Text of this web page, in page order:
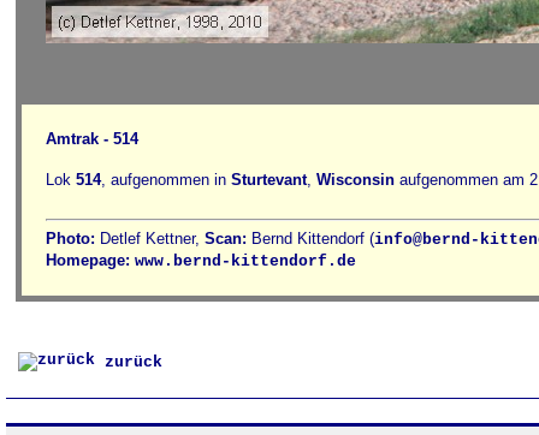
Amtrak - 514
Lok 514, aufgenommen in Sturtevant, Wisconsin aufgenommen am
Photo: Detlef Kettner, Scan: Bernd Kittendorf (info@bernd-
Homepage: www.bernd-kittendorf.de
zurück